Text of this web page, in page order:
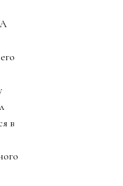
в